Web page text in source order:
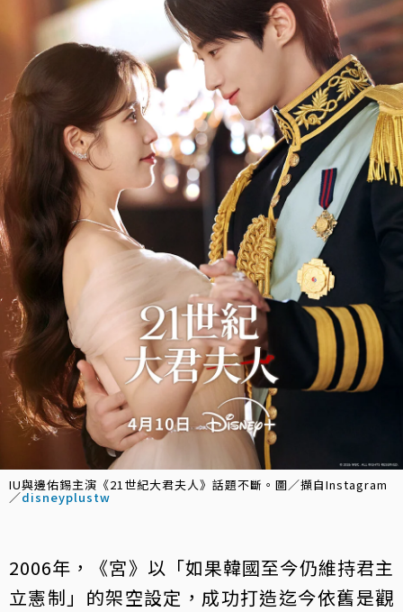
IU與邊佑錫主演《21世紀大君夫人》話題不斷。圖／擷自Instagram
／disneyplustw
2006年，《宮》以「如果韓國至今仍維持君主
立憲制」的架空設定，成功打造迄今依舊是觀